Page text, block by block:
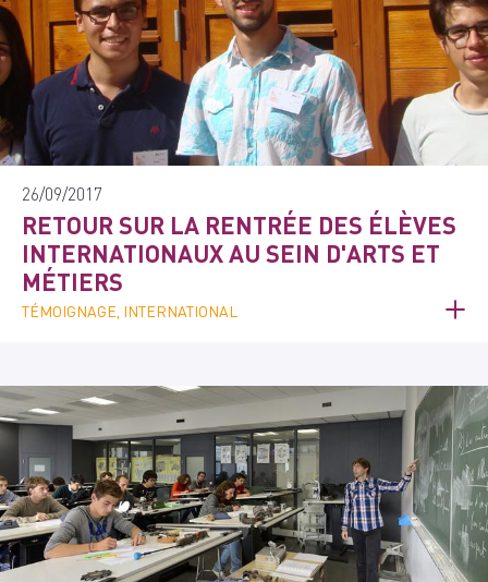
26/09/2017
RETOUR SUR LA RENTRÉE DES ÉLÈVES
INTERNATIONAUX AU SEIN D'ARTS ET
MÉTIERS
TÉMOIGNAGE, INTERNATIONAL